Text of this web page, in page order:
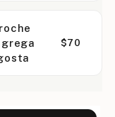
$70